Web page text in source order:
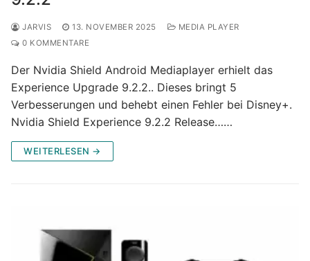
JARVIS 13. NOVEMBER 2025
MEDIA PLAYER
0 KOMMENTARE
Der Nvidia Shield Android Mediaplayer erhielt das
Experience Upgrade 9.2.2.. Dieses bringt 5
Verbesserungen und behebt einen Fehler bei Disney+.
Nvidia Shield Experience 9.2.2 Release……
WEITERLESEN →